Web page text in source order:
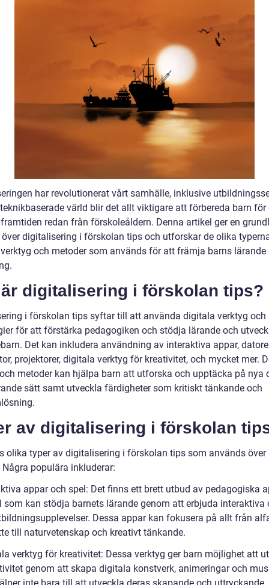
har revolutionerat vårt samhälle, inklusive
värld blir det allt viktigare att förbereda barn för
redan från förskoleåldern. Denna artikel ger en
digitalisering i förskolan tips och utforskar de olika
och metoder som används för att främja barns lärande
är digitalisering i förskolan tips?
i förskolan tips syftar till att använda digitala verktyg och
för att förstärka pedagogiken och stödja lärande och
Det kan inkludera användning av interaktiva appar,
projektorer, digitala verktyg för kreativitet, och mycket mer.
metoder kan hjälpa barn att utforska och upptäcka på nya
sätt samt utveckla färdigheter som kritiskt tänkande och
av digitalisering i förskolan
olika typer av digitalisering i förskolan tips som används över
Några populära inkluderar:
appar och spel: Det finns ett brett utbud av pedagogiska
som kan stödja barnets lärande genom att erbjuda interaktiva
Dessa appar kan fokusera på allt från
till naturvetenskap och kreativt tänkande.
verktyg för kreativitet: Dessa verktyg ger barn möjlighet att
genom att skapa digitala konstverk, animeringar och